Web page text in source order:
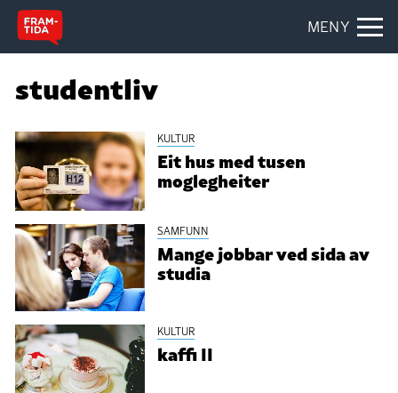
MENY
studentliv
KULTUR
Eit hus med tusen
moglegheiter
SAMFUNN
Mange jobbar ved sida av
studia
KULTUR
kaffi II